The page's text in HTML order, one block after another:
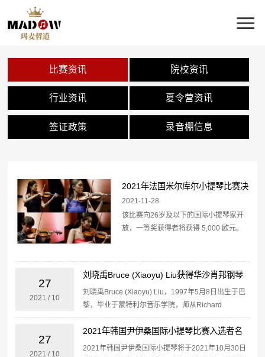
比赛资讯 院校资讯
行业资讯 夏令营资讯
签证政策 录音棚信息
2021年法国米尔库尔小提琴比赛决
赛名单公布
2021-11-28
该比赛向26岁及以下的国际小提琴家开
放，一等奖获得者将获得 5,000 欧元。
Yumiba（...
27
2021 / 10
刘晓禹Bruce (Xiaoyu) Liu获得华沙肖邦钢琴
比赛第一名
刘晓禹Bruce (Xiaoyu) Liu，1997年5月8日出生于巴
黎，毕业于蒙特利尔音乐学院，师从Richard
Raymond，目前师从邓泰山Dang Thai Son。曾与克
利夫兰管弦乐团、以...
27
2021 / 10
2021年韩国尹伊桑国际小提琴比赛入选者名
单，中国选手两人晋级
2021年韩国尹伊桑国际小提琴将于2021年10月30日